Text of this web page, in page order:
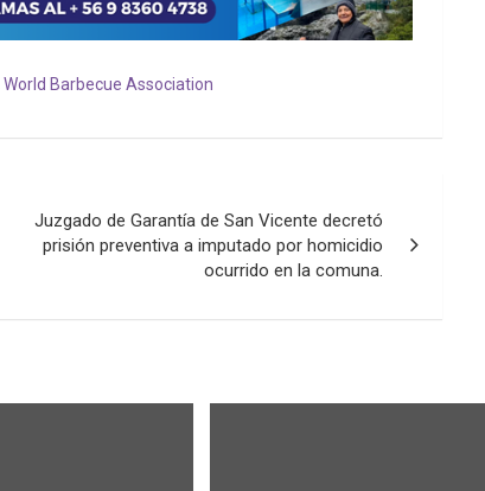
World Barbecue Association
Juzgado de Garantía de San Vicente decretó
prisión preventiva a imputado por homicidio
ocurrido en la comuna.